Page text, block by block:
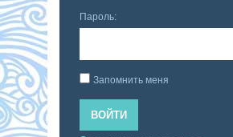
Пароль:
Запомнить меня
ВОЙТИ